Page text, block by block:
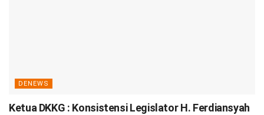
DENEWS
Ketua DKKG : Konsistensi Legislator H. Ferdiansyah